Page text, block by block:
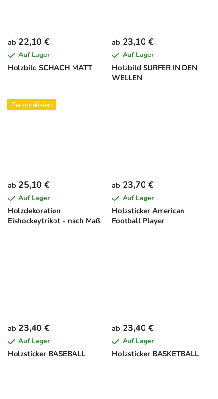
Holzbild SCHACH MATT
ab 22,10 €
Auf Lager
Holzbild SURFER IN DEN
WELLEN
ab 23,10 €
Auf Lager
Personalisiert
Holzdekoration
Eishockeytrikot - nach Maß
ab 25,10 €
Auf Lager
Holzsticker American
Football Player
ab 23,70 €
Auf Lager
Holzsticker BASEBALL
ab 23,40 €
Auf Lager
Holzsticker BASKETBALL
ab 23,40 €
Auf Lager